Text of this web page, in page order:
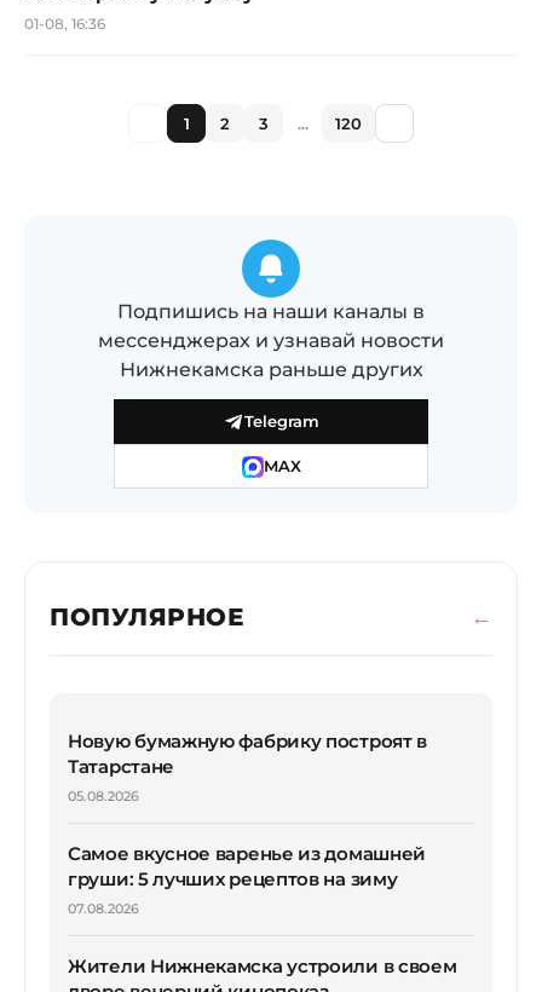
01-08, 16:36
1 2 3 ... 120
Подпишись на наши каналы в
мессенджерах и узнавай новости
Нижнекамска раньше других
Telegram
MAX
ПОПУЛЯРНОЕ
Новую бумажную фабрику построят в
Татарстане
05.08.2026
Самое вкусное варенье из домашней
груши: 5 лучших рецептов на зиму
07.08.2026
Жители Нижнекамска устроили в своем